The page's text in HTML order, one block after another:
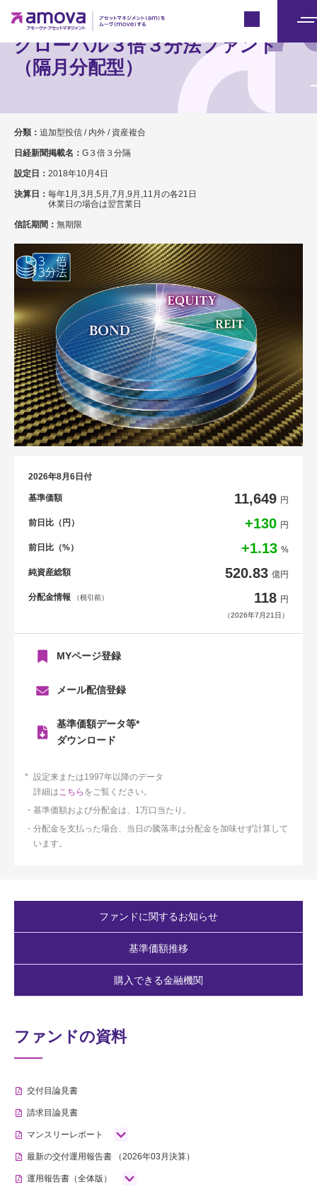
ニ
グローバル３倍３分法ファンド
（隔月分配型）
分類： 追加型投信 / 内外 / 資産複合
日経新聞掲載名： G３倍３分隔
設定日： 2018年10月4日
決算日： 毎年1月,3月,5月,7月,9月,11月の各21日
休業日の場合は翌営業日
信託期間： 無期限
2026年8月6日付
基準価額 11,649 円
前日比（円） +130 円
前日比（%） +1.13 %
純資産総額 520.83 億円
分配金情報 （税引前） 118 円
（2026年7月21日）
MYページ登録
メール配信登録
基準価額データ等*
ダウンロード
設定来または1997年以降のデータ
詳細はこちら をご覧ください。
基準価額および分配金は、1万口当たり。
分配金を支払った場合、当日の騰落率は分配金を加味せず計算して
います。
ファンドに関するお知らせ
基準価額推移
購入できる金融機関
ファンドの資料
交付目論見書
請求目論見書
マンスリーレポート
最新の交付運用報告書 （2026年03月決算）
運用報告書（全体版）